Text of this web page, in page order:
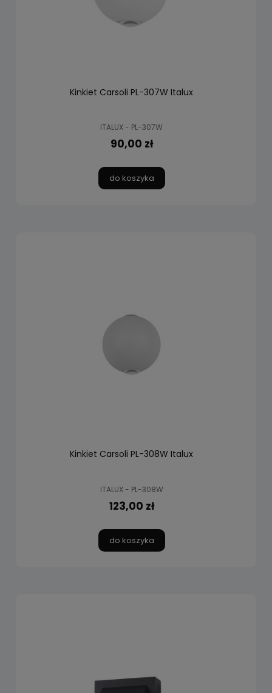
Kinkiet Carsoli PL-307W Italux
ITALUX - PL-307W
90,00 zł
do koszyka
Kinkiet Carsoli PL-308W Italux
ITALUX - PL-308W
123,00 zł
do koszyka